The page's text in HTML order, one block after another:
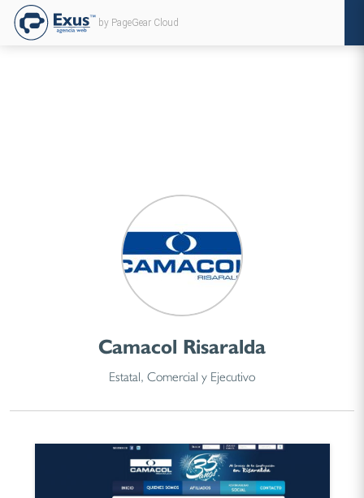
by PageGear Cloud
Camacol Risaralda
Estatal, Comercial y Ejecutivo